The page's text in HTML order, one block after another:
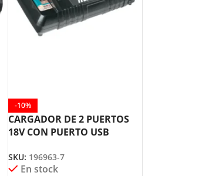
-10%
CARGADOR DE 2 PUERTOS
18V CON PUERTO USB
SKU: 196963-7
En stock